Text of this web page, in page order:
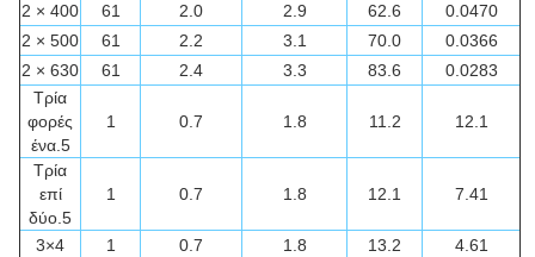
2 × 400
61 2.0 2.9 62.6
0.0470
2 × 500
61 2.2 3.1 70.0
0.0366
2 × 630
61 2.4 3.3 83.6
0.0283
Τρία
φορές
ένα.5
1 0.7 1.8 11.2 12.1
Τρία
επί
δύο.5
1 0.7 1.8 12.1 7.41
3×4 1 0.7 1.8 13.2
4.61